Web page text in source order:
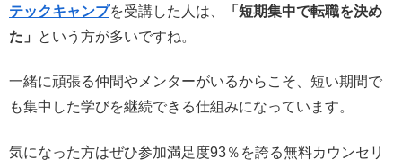
テックキャンプを受講した人は、
「短期集中で転職を決め
た」
という方が多いですね。
一緒に頑張る仲間やメンターがいるからこそ、短い期間で
も集中した学びを継続できる仕組みになっています。
気になった方はぜひ参加満足度93％を誇る無料カウンセリ